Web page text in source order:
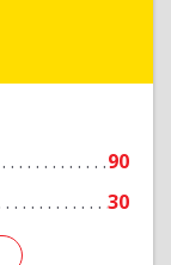
90
30
Подробнее